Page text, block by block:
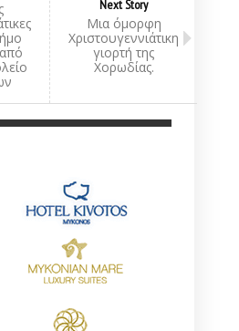
Next Story
Μια όμορφη
Χριστουγεννιάτικη
γιορτή της
Χορωδίας.